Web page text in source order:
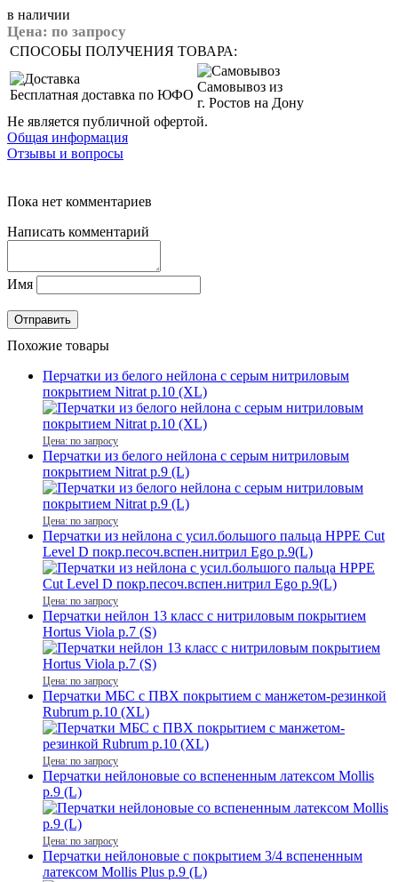
в наличии
Цена: по запросу
СПОСОБЫ ПОЛУЧЕНИЯ ТОВАРА:
Бесплатная доставка по ЮФО
Самовывоз из
г. Ростов на Дону
Не является публичной офертой.
Общая информация
Отзывы и вопросы
Пока нет комментариев
Написать комментарий
Имя
Похожие товары
Перчатки из белого нейлона с серым нитриловым
покрытием Nitrat р.10 (XL)
Цена: по запросу
Перчатки из белого нейлона с серым нитриловым
покрытием Nitrat р.9 (L)
Цена: по запросу
Перчатки из нейлона с усил.большого пальца HPPE Cut
Level D покр.песоч.вспен.нитрил Ego р.9(L)
Цена: по запросу
Перчатки нейлон 13 класс с нитриловым покрытием
Hortus Viola р.7 (S)
Цена: по запросу
Перчатки МБС с ПВХ покрытием с манжетом-резинкой
Rubrum р.10 (XL)
Цена: по запросу
Перчатки нейлоновые со вспененным латексом Mollis
р.9 (L)
Цена: по запросу
Перчатки нейлоновые с покрытием 3/4 вспененным
латексом Mollis Plus р.9 (L)